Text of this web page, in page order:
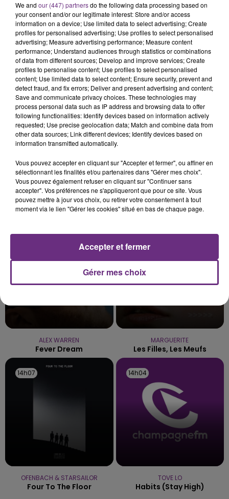
LA CENTRALE NUCLÉAIRE DE CHOOZ
TOUJOURS À L'ARRÊT
Cela fait déjà une semaine que la centrale
nucléaire ardennaise est à l'arrêt. Une situation
justifiée par la sécheresse intense qui est toujours
présente.
LE MAGASIN JOUÉCLUB DE REIMS FERME
SES PORTES
C'était l'une des institutions du centre-ville
rémois. Le magasin JouéClub est contraint de
fermer ses portes.
TITRES DIFFUSÉS
14h19
14h19
ALEX WARREN
Fever Dream
14h15
14h15
MARGUERITE
Les Filles, Les Meufs
14h07
14h07
OFENBACH & STARSAILOR
Four To The Floor
14h04
14h04
TOVE LO
Habits (stay High)
We and our (447) partnersdo the following data processing based on
your consent and/or our legitimate interest: Store and/or access
information on a device; Use limited data to select advertising; Create
profiles for personalised advertising; Use profiles to select personalised
advertising; Measure advertising performance; Measure content
performance; Understand audiences through statistics or combinations
of data from different sources; Develop and improve services; Create
profiles to personalise content; Use profiles to select personalised
content; Use limited data to select content; Ensure security, prevent and
detect fraud, and fix errors; Deliver and present advertising and content;
Save and communicate privacy choices. These technologies may
process personal data such as IP address and browsing data to offer
following functionalities: Identify devices based on information actively
requested; Use precise geolocation data; Match and combine data from
other data sources; Link different devices; Identify devices based on
information transmitted automatically.
Vous pouvez accepter en cliquant sur "Accepter et fermer", ou affiner en
sélectionnant les finalités et/ou partenaires dans "Gérer mes choix".
Vous pouvez également refuser en cliquant sur "Continuer sans
accepter". Vos préférences ne s'appliqueront que pour ce site. Vous
pouvez mettre à jour vos choix, ou retirer votre consentement à tout
moment via le lien "Gérer les cookies" situé en bas de chaque page.
Gérer mes choix
Accepter et fermer